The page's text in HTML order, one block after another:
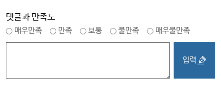
댓글과 만족도
매우만족 만족 보통 불만족 매우불만족
입력